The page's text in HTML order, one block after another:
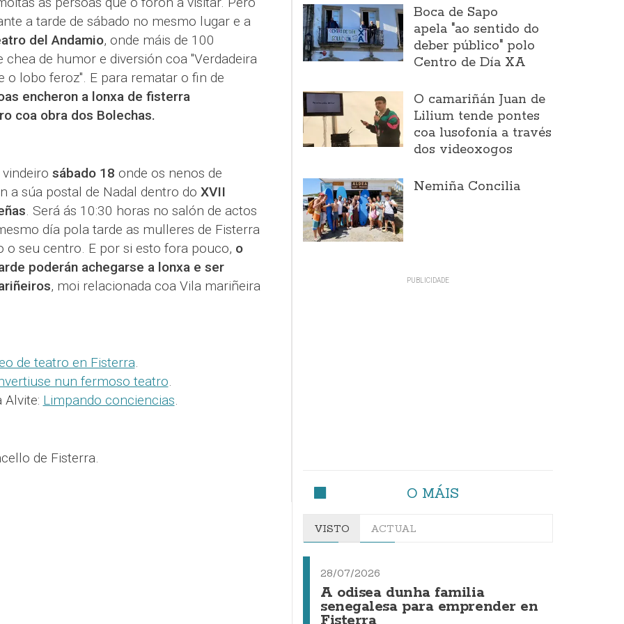
a tarde de sábado no mesmo lugar e a
del Andamio, onde máis de 100
de humor e diversión coa "Verdadeira
o lobo feroz". E para rematar o fin de
encheron a lonxa de fisterra
coa obra dos Bolechas.
sábado 18 onde os nenos de
a súa postal de Nadal dentro do XVII
. Será ás 10:30 horas no salón de actos
día pola tarde as mulleres de Fisterra
o seu centro. E por si esto fora pouco, o
poderán achegarse a lonxa e ser
, moi relacionada coa Vila mariñeira
de teatro en Fisterra.
nun fermoso teatro.
Alvite: Limpando conciencias.
de Fisterra.
Boca de Sapo
apela "ao sentido do
deber público" polo
Centro de Día XA
O camariñán Juan de
Lilium tende pontes
coa lusofonía a través
dos videoxogos
Nemiña Concilia
O MÁIS
VISTO ACTUAL
28/07/2026
A odisea dunha familia
senegalesa para emprender en